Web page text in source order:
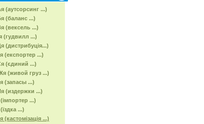
(аутсорсинг ...)
(баланс ...)
(вексель ...)
(гудвилл ...)
(дистрибуція...)
(експортер ...)
(єдиний ...)
(живой груз ...)
(запасы ...)
(издержки ...)
...)
...)
...)